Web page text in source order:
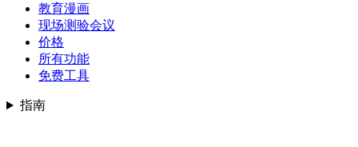
教育漫画
现场测验会议
价格
所有功能
免费工具
指南